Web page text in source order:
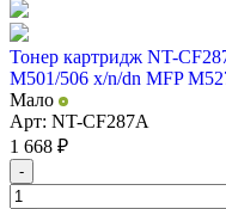
Тонер картридж NT-
M501/506 x/n/dn MFP
Мало
Арт: NT-CF287A
1 668 ₽
-